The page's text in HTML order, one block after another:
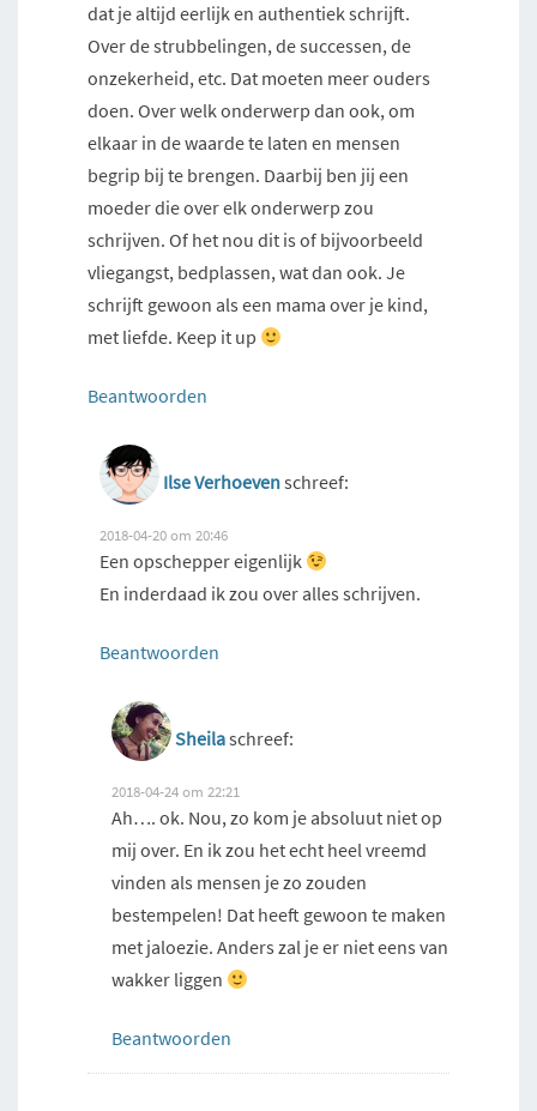
dat je altijd eerlijk en authentiek schrijft.
Over de strubbelingen, de successen, de
onzekerheid, etc. Dat moeten meer ouders
doen. Over welk onderwerp dan ook, om
elkaar in de waarde te laten en mensen
begrip bij te brengen. Daarbij ben jij een
moeder die over elk onderwerp zou
schrijven. Of het nou dit is of bijvoorbeeld
vliegangst, bedplassen, wat dan ook. Je
schrijft gewoon als een mama over je kind,
met liefde. Keep it up
Beantwoorden
Ilse Verhoevenschreef:
2018-04-20 om 20:46
Een opschepper eigenlijk
En inderdaad ik zou over alles schrijven.
Beantwoorden
Sheilaschreef:
2018-04-24 om 22:21
Ah…. ok. Nou, zo kom je absoluut niet op
mij over. En ik zou het echt heel vreemd
vinden als mensen je zo zouden
bestempelen! Dat heeft gewoon te maken
met jaloezie. Anders zal je er niet eens van
wakker liggen
Beantwoorden